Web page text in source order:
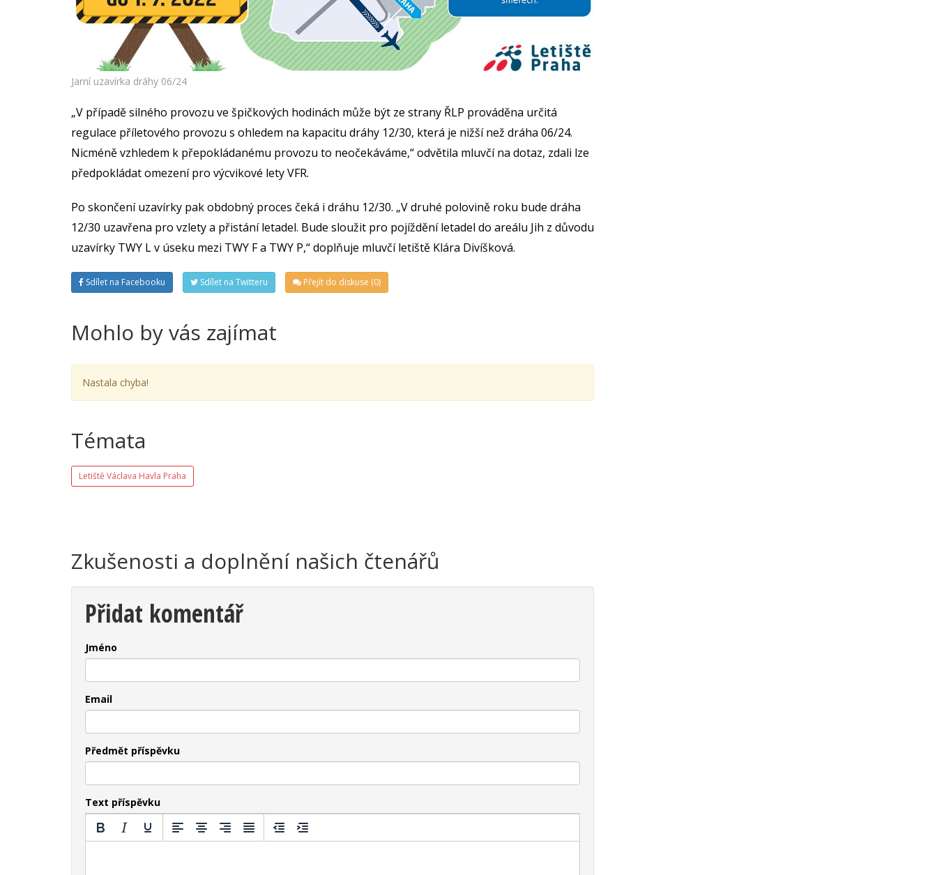
Jarní uzavírka dráhy 06/24
„V případě silného provozu ve špičkových hodinách může být ze strany ŘLP prováděna určitá
regulace příletového provozu s ohledem na kapacitu dráhy 12/30, která je nižší než dráha 06/24.
Nicméně vzhledem k přepokládanému provozu to neočekáváme,“ odvětila mluvčí na dotaz, zdali lze
předpokládat omezení pro výcvikové lety VFR.
Po skončení uzavírky pak obdobný proces čeká i dráhu 12/30. „V druhé polovině roku bude dráha
12/30 uzavřena pro vzlety a přistání letadel. Bude sloužit pro pojíždění letadel do areálu Jih z důvodu
uzavírky TWY L v úseku mezi TWY F a TWY P,“ doplňuje mluvčí letiště Klára Divíšková.
Sdílet na Facebooku Sdílet na Twitteru Přejít do diskuse (0)
Mohlo by vás zajímat
Nastala chyba!
Témata
Letiště Václava Havla Praha
Zkušenosti a doplnění našich čtenářů
Přidat komentář
Jméno
Email
Předmět příspěvku
Text příspěvku